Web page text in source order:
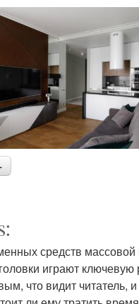
средств
играют
что видит читатель, и